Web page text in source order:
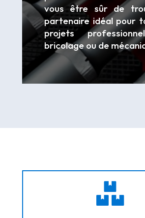
vous être sûr de
partenaire idéal pour
projets
bricolage ou de
